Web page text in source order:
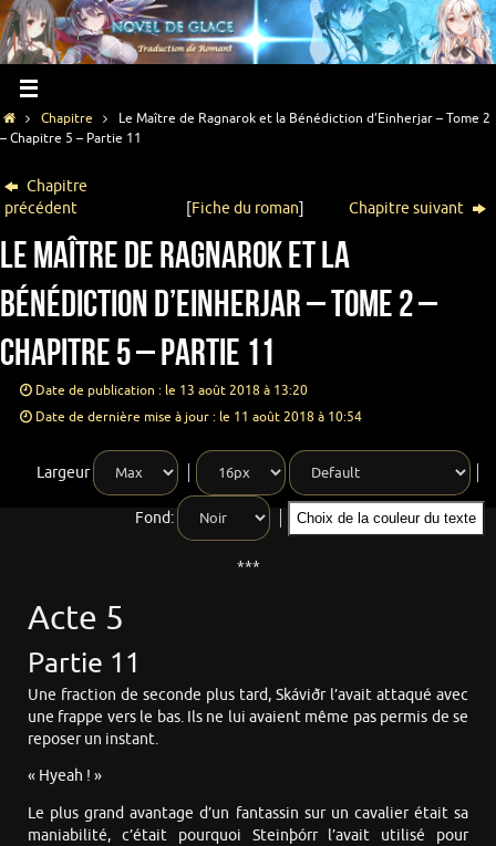
Chapitre
Le Maître de Ragnarok et la Bénédiction d’Einherjar – Tome 2
– Chapitre 5 – Partie 11
Chapitre
précédent
[Fiche du roman] Chapitre suivant
Le Maître de Ragnarok et la
Bénédiction d’Einherjar – Tome 2 –
Chapitre 5 – Partie 11
Date de publication : le 13 août 2018 à 13:20
Date de dernière mise à jour : le 11 août 2018 à 10:54
Largeur
Fond: Choix de la couleur du texte
***
Acte 5
Partie 11
Une fraction de seconde plus tard, Skáviðr l’avait attaqué avec
une frappe vers le bas. Ils ne lui avaient même pas permis de se
reposer un instant.
« Hyeah ! »
Le plus grand avantage d’un fantassin sur un cavalier était sa
maniabilité, c’était pourquoi Steinþórr l’avait utilisé pour